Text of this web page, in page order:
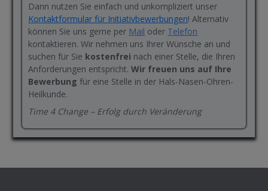
Dann nutzen Sie einfach und unkompliziert unser
Kontaktformular für Initiativbewerbungen! Alternativ
können Sie uns gerne per Mail oder Telefon
kontaktieren. Wir nehmen uns Ihrer Wünsche an und
suchen für Sie kostenfrei nach einer Stelle, die Ihren
Anforderungen entspricht.Wir freuen uns auf Ihre
Bewerbung für eine Stelle in der Hals-Nasen-Ohren-
Heilkunde.
Time 4 Change – Erfolg durch Veränderung